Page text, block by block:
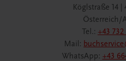
Köglstraße 14 |
Österreich/
Tel.: +43 732
Mail:
WhatsApp: +43